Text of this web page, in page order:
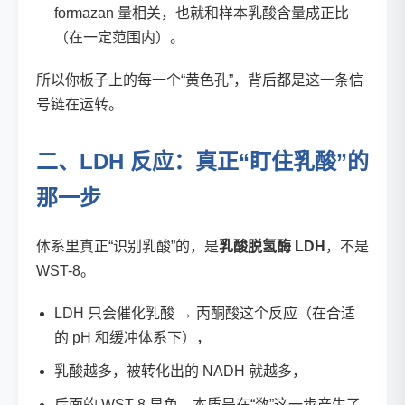
formazan 量相关，也就和样本乳酸含量成正比
（在一定范围内）。
所以你板子上的每一个“黄色孔”，背后都是这一条信
号链在运转。
二、LDH 反应：真正“盯住乳酸”的
那一步
体系里真正“识别乳酸”的，是乳酸脱氢酶 LDH ，不是
WST-8。
LDH 只会催化乳酸 → 丙酮酸这个反应（在合适
的 pH 和缓冲体系下），
乳酸越多，被转化出的 NADH 就越多，